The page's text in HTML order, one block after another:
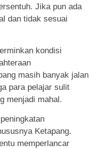
Jika pun ada
dan tidak sesuai
kondisi
masih banyak jalan
para pelajar sulit
menjadi mahal.
Ketapang.
memperlancar